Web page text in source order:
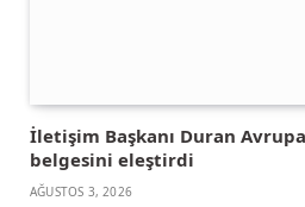
İletişim Başkanı Duran
belgesini eleştirdi
AĞUSTOS 3, 2026